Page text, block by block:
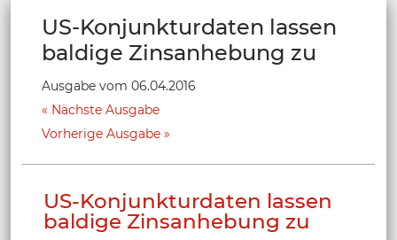
US-Konjunkturdaten lassen
baldige Zinsanhebung zu
Ausgabe vom 06.04.2016
Nächste Ausgabe
Vorherige Ausgabe
US-Konjunkturdaten lassen
baldige Zinsanhebung zu